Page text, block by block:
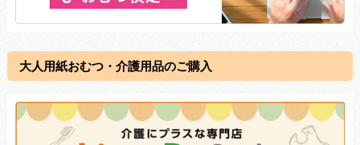
大人用紙おむつ・介護用品のご購入